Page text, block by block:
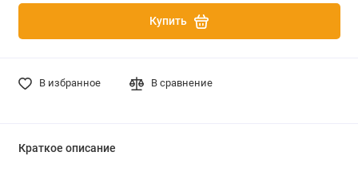
Купить
В избранное В сравнение
Краткое описание